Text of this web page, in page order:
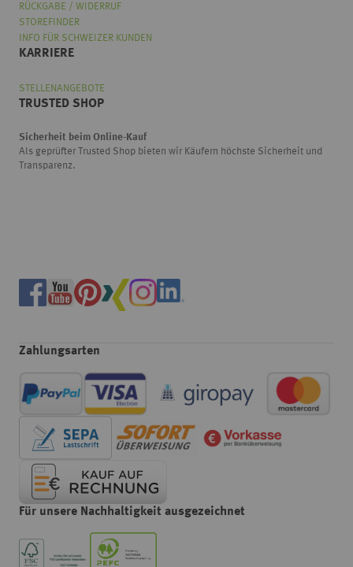
RÜCKGABE / WIDERRUF
STOREFINDER
INFO FÜR SCHWEIZER KUNDEN
KARRIERE
STELLENANGEBOTE
TRUSTED SHOP
Sicherheit beim Online-Kauf
Als geprüfter Trusted Shop bieten wir Käufern höchste Sicherheit und
Transparenz.
Zahlungsarten
Für unsere Nachhaltigkeit ausgezeichnet